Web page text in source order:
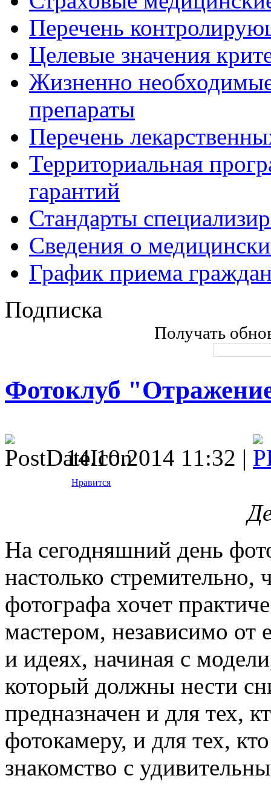
Перечень
Целевые значения
Жизненно
препараты
Перечень
Территориальная
гарантий
Стандарты
Сведения о
График приема
Подписка
Получать
Фотоклуб
14.10.2014 11:32 |
Нравится
На сегодняшний день
настолько стремительно,
фотографа хочет
мастером, независимо от
и идеях, начиная с
который должны нести
предназначен и для тех,
фотокамеру, и для тех,
знакомство с